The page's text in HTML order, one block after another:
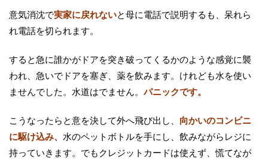
意気消沈で実家に戻れないと母に電話で説明するも、呆れら
れ電話を切られます。
すると急に誰かがドアを突き破ってくるかのような感覚に襲
われ、急いでドアを塞ぎ、薬を飲みます。けれども水を使い
ませんでした。水道はでません。パニックです。
こうなったらと意を決して外へ飛び出し、 向かいのコンビニ
に駆け込み、 水のペットボトルを手にし、飲みながらレジに
持っていきます。でもクレジットカードは使えず、慌てなが